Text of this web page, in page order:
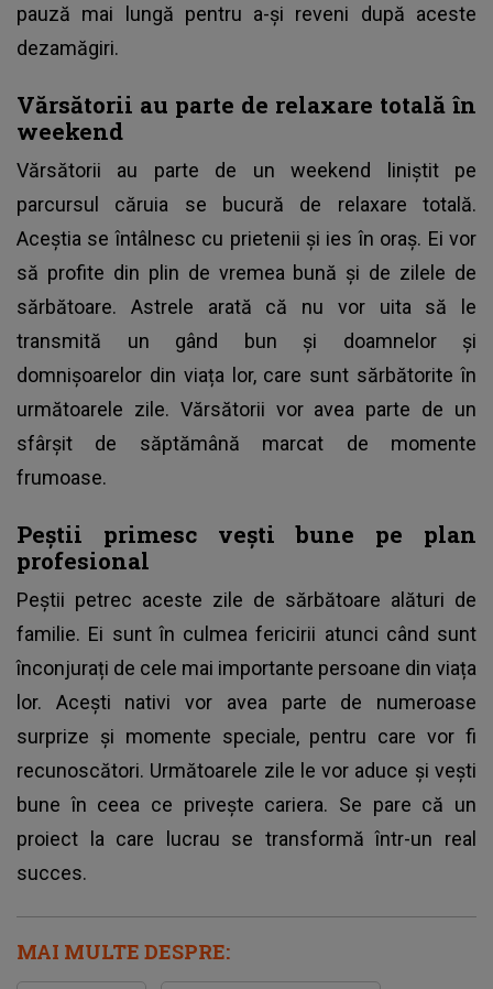
pauză mai lungă pentru a-și reveni după aceste
dezamăgiri.
Vărsătorii au parte de relaxare totală în
weekend
Vărsătorii au parte de un weekend liniștit pe
parcursul căruia se bucură de relaxare totală.
Aceștia se întâlnesc cu prietenii și ies în oraș. Ei vor
să profite din plin de vremea bună și de zilele de
sărbătoare. Astrele arată că nu vor uita să le
transmită un gând bun și doamnelor și
domnișoarelor din viața lor, care sunt sărbătorite în
următoarele zile. Vărsătorii vor avea parte de un
sfârșit de săptămână marcat de momente
frumoase.
Peștii primesc vești bune pe plan
profesional
Peștii petrec aceste zile de sărbătoare alături de
familie. Ei sunt în culmea fericirii atunci când sunt
înconjurați de cele mai importante persoane din viața
lor. Acești nativi vor avea parte de numeroase
surprize și momente speciale, pentru care vor fi
recunoscători. Următoarele zile le vor aduce și vești
bune în ceea ce privește cariera. Se pare că un
proiect la care lucrau se transformă într-un real
succes.
MAI MULTE DESPRE: